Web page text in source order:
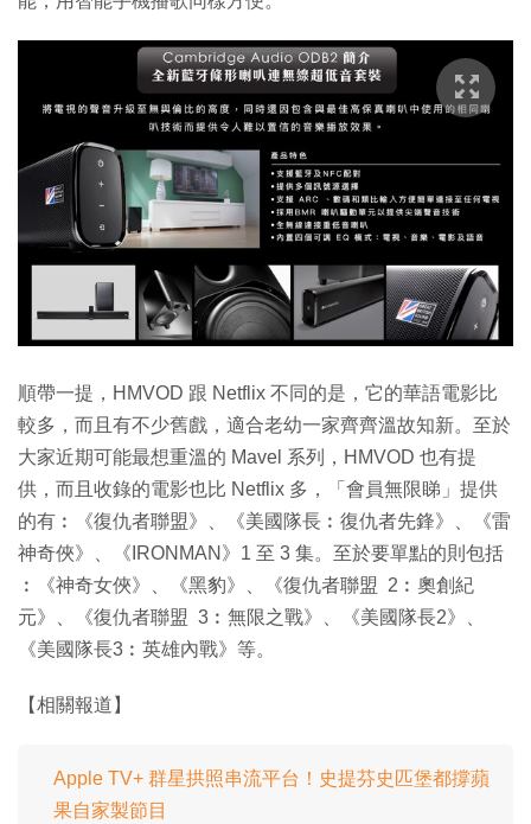
順帶一提，HMVOD 跟 Netflix 不同的是，它的華語電影比
較多，而且有不少舊戲，適合老幼一家齊齊溫故知新。至於
大家近期可能最想重溫的 Mavel 系列，HMVOD 也有提
供，而且收錄的電影也比 Netflix 多，「會員無限睇」提供
的有︰《復仇者聯盟》、《美國隊長︰復仇者先鋒》、《雷
神奇俠》、《IRONMAN》1 至 3 集。至於要單點的則包括
︰《神奇女俠》、《黑豹》、《復仇者聯盟 2︰奧創紀
元》、《復仇者聯盟 3︰無限之戰》、《美國隊長2》、
《美國隊長3︰英雄內戰》等。
【相關報道】
Apple TV+ 群星拱照串流平台！史提芬史匹堡都撐蘋
果自家製節目